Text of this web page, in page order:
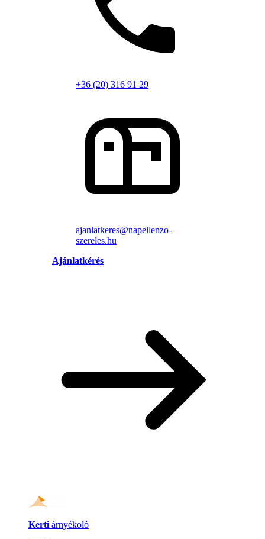
+36 (20) 316 91 29
ajanlatkeres@napellenzo-
szereles.hu
Ajánlatkérés
Kerti árnyékoló